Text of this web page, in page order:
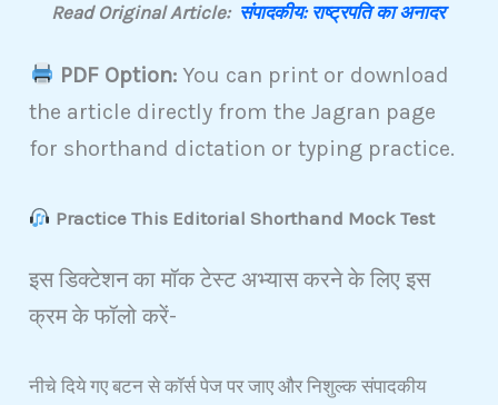
Read Original Article: संपादकीय: राष्ट्रपति का अनादर
PDF Option:You can print or download
the article directly from the Jagran page
for shorthand dictation or typing practice.
Practice This Editorial Shorthand Mock Test
इस डिक्टेशन का मॉक टेस्ट अभ्यास करने के लिए इस
क्रम के फॉलो करें-
नीचे दिये गए बटन से कॉर्स पेज पर जाए और निशुल्क संपादकीय